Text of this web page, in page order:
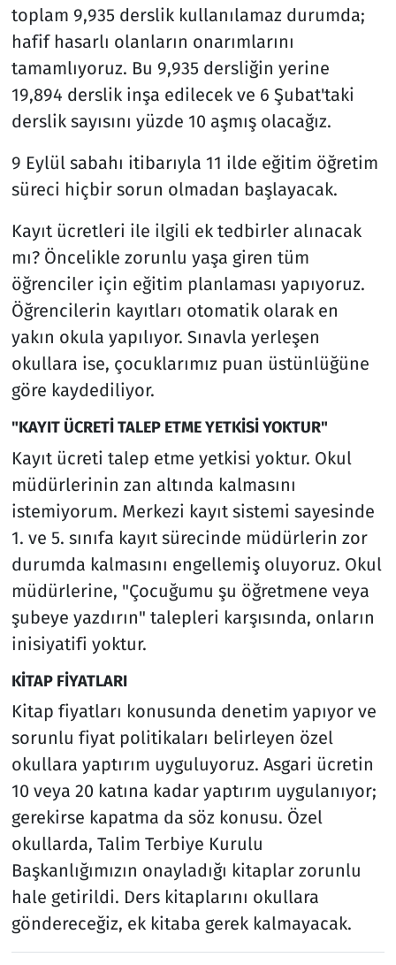
toplam 9,935 derslik kullanılamaz durumda;
hafif hasarlı olanların onarımlarını
tamamlıyoruz. Bu 9,935 dersliğin yerine
19,894 derslik inşa edilecek ve 6 Şubat'taki
derslik sayısını yüzde 10 aşmış olacağız.
9 Eylül sabahı itibarıyla 11 ilde eğitim öğretim
süreci hiçbir sorun olmadan başlayacak.
Kayıt ücretleri ile ilgili ek tedbirler alınacak
mı? Öncelikle zorunlu yaşa giren tüm
öğrenciler için eğitim planlaması yapıyoruz.
Öğrencilerin kayıtları otomatik olarak en
yakın okula yapılıyor. Sınavla yerleşen
okullara ise, çocuklarımız puan üstünlüğüne
göre kaydediliyor.
"KAYIT ÜCRETİ TALEP ETME YETKİSİ YOKTUR"
Kayıt ücreti talep etme yetkisi yoktur. Okul
müdürlerinin zan altında kalmasını
istemiyorum. Merkezi kayıt sistemi sayesinde
1. ve 5. sınıfa kayıt sürecinde müdürlerin zor
durumda kalmasını engellemiş oluyoruz. Okul
müdürlerine, "Çocuğumu şu öğretmene veya
şubeye yazdırın" talepleri karşısında, onların
inisiyatifi yoktur.
KİTAP FİYATLARI
Kitap fiyatları konusunda denetim yapıyor ve
sorunlu fiyat politikaları belirleyen özel
okullara yaptırım uyguluyoruz. Asgari ücretin
10 veya 20 katına kadar yaptırım uygulanıyor;
gerekirse kapatma da söz konusu. Özel
okullarda, Talim Terbiye Kurulu
Başkanlığımızın onayladığı kitaplar zorunlu
hale getirildi. Ders kitaplarını okullara
göndereceğiz, ek kitaba gerek kalmayacak.